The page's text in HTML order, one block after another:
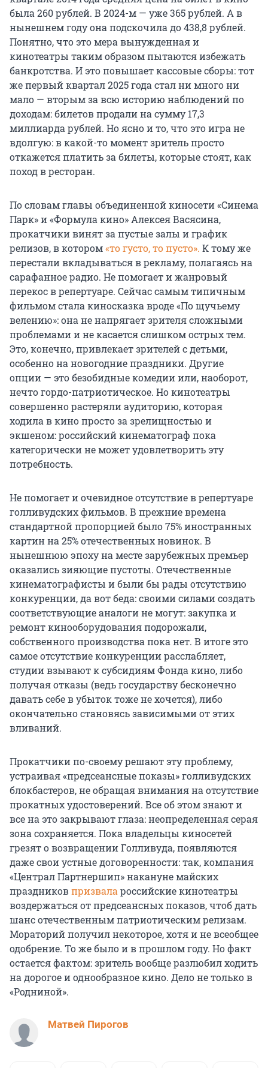
была 260 рублей. В 2024-м — уже 365 рублей. А в
нынешнем году она подскочила до 438,8 рублей.
Понятно, что это мера вынужденная и
кинотеатры таким образом пытаются избежать
банкротства. И это повышает кассовые сборы: тот
же первый квартал 2025 года стал ни много ни
мало — вторым за всю историю наблюдений по
доходам: билетов продали на сумму 17,3
миллиарда рублей. Но ясно и то, что это игра не
вдолгую: в какой-то момент зритель просто
откажется платить за билеты, которые стоят, как
поход в ресторан.
По словам главы объединенной киносети «Синема
Парк» и «Формула кино» Алексея Васясина,
прокатчики винят за пустые залы и график
релизов, в котором«то густо, то пусто». К тому же
перестали вкладываться в рекламу, полагаясь на
сарафанное радио. Не помогает и жанровый
перекос в репертуаре. Сейчас самым типичным
фильмом стала киносказка вроде «По щучьему
велению»: она не напрягает зрителя сложными
проблемами и не касается слишком острых тем.
Это, конечно, привлекает зрителей с детьми,
особенно на новогодние праздники. Другие
опции — это безобидные комедии или, наоборот,
нечто гордо-патриотическое. Но кинотеатры
совершенно растеряли аудиторию, которая
ходила в кино просто за зрелищностью и
экшеном: российский кинематограф пока
категорически не может удовлетворить эту
потребность.
Не помогает и очевидное отсутствие в репертуаре
голливудских фильмов. В прежние времена
стандартной пропорцией было 75% иностранных
картин на 25% отечественных новинок. В
нынешнюю эпоху на месте зарубежных премьер
оказались зияющие пустоты. Отечественные
кинематографисты и были бы рады отсутствию
конкуренции, да вот беда: своими силами создать
соответствующие аналоги не могут: закупка и
ремонт кинооборудования подорожали,
собственного производства пока нет. В итоге это
самое отсутствие конкуренции расслабляет,
студии взывают к субсидиям Фонда кино, либо
получая отказы (ведь государству бесконечно
давать себе в убыток тоже не хочется), либо
окончательно становясь зависимыми от этих
вливаний.
Прокатчики по-своему решают эту проблему,
устраивая «предсеансные показы» голливудских
блокбастеров, не обращая внимания на отсутствие
прокатных удостоверений. Все об этом знают и
все на это закрывают глаза: неопределенная серая
зона сохраняется. Пока владельцы киносетей
грезят о возвращении Голливуда, появляются
даже свои устные договоренности: так, компания
«Централ Партнершип» накануне майских
праздниковпризвалароссийские кинотеатры
воздержаться от предсеансных показов, чтоб дать
шанс отечественным патриотическим релизам.
Мораторий получил некоторое, хотя и не всеобщее
одобрение. То же было и в прошлом году. Но факт
остается фактом: зритель вообще разлюбил ходить
на дорогое и однообразное кино. Дело не только в
«Родниной».
Матвей Пирогов